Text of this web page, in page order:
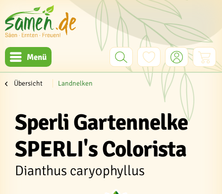
Menü
Übersicht Landnelken
Sperli Gartennelke
SPERLI's Colorista
Dianthus caryophyllus